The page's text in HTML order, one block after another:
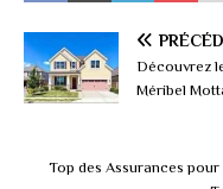
Découvrez
Méribel
Top des Assurances